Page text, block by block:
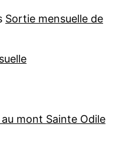
Sortie mensuelle de
mont Sainte Odile